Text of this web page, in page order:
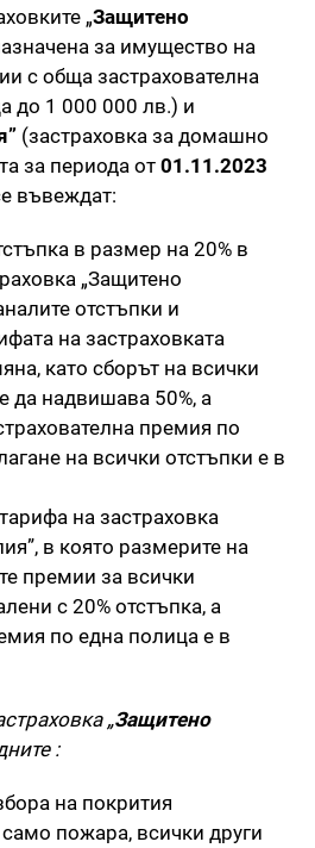
„Защитено
за имущество на
с обща застрахователна
до 1 000 000 лв.) и
(застраховка за домашно
за периода от 01.11.2023
въвеждат:
в размер на 20% в
„Защитено
отстъпки и
на застраховката
като сборът на всички
да надвишава 50%, а
премия по
на всички отстъпки е в
на застраховка
в която размерите на
премии за всички
с 20% отстъпка, а
по една полица е в
„Защитено
:
на покрития
пожара, всички други